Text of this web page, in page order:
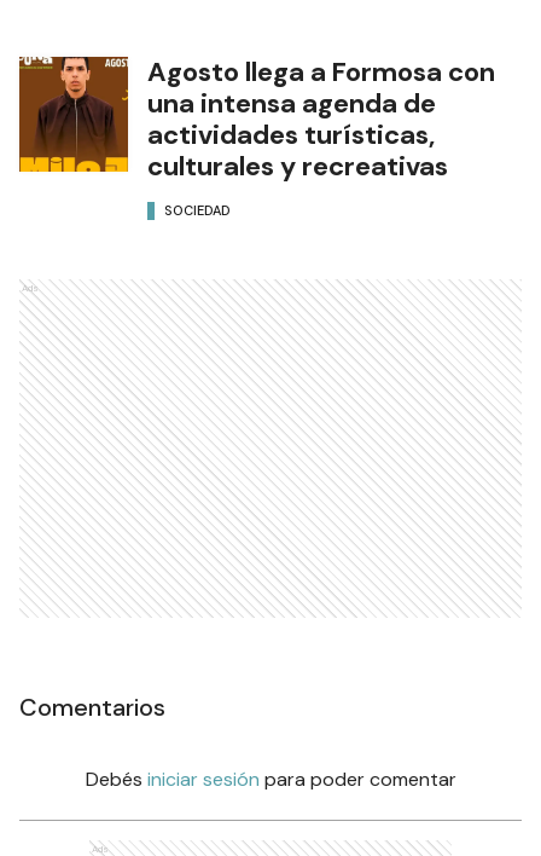
Agosto llega a Formosa con
una intensa agenda de
actividades turísticas,
culturales y recreativas
SOCIEDAD
Ads
Comentarios
Debés iniciar sesión para poder comentar
Ads